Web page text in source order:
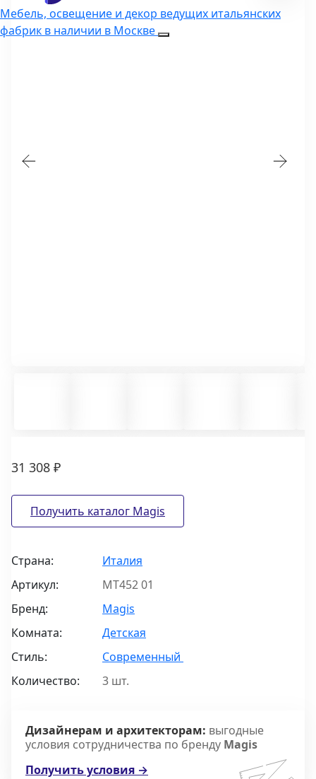
Мебель, освещение и декор ведущих итальянских
фабрик в наличии в Москве
31 308 ₽
Получить каталог Magis
Страна:
Италия
Артикул:
MT452 01
Бренд:
Magis
Комната:
Детская
Стиль:
Современный
Количество:
3 шт.
Дизайнерам и архитекторам: выгодные
условия сотрудничества по бренду Magis
Получить условия →